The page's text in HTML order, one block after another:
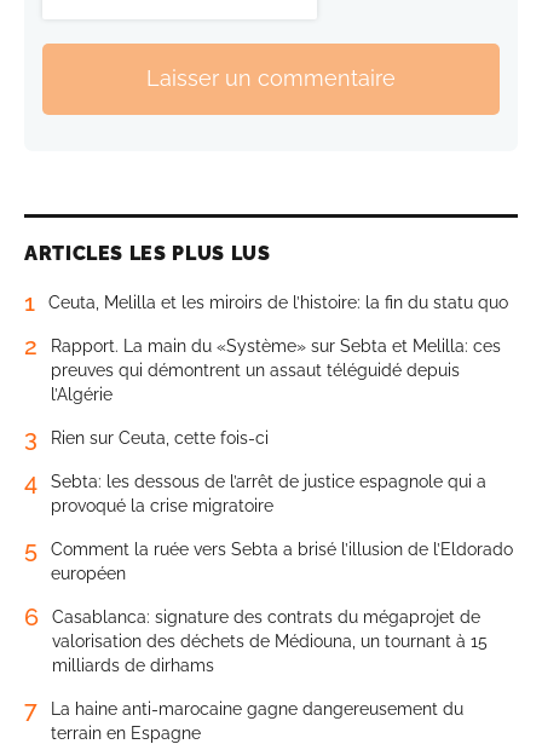
Laisser un commentaire
ARTICLES LES PLUS LUS
1 Ceuta, Melilla et les miroirs de l’histoire: la fin du statu quo
2
Rapport. La main du «Système» sur Sebta et Melilla: ces
preuves qui démontrent un assaut téléguidé depuis
l’Algérie
3 Rien sur Ceuta, cette fois-ci
4
Sebta: les dessous de l’arrêt de justice espagnole qui a
provoqué la crise migratoire
5
Comment la ruée vers Sebta a brisé l’illusion de l’Eldorado
européen
6
Casablanca: signature des contrats du mégaprojet de
valorisation des déchets de Médiouna, un tournant à 15
milliards de dirhams
7
La haine anti-marocaine gagne dangereusement du
terrain en Espagne